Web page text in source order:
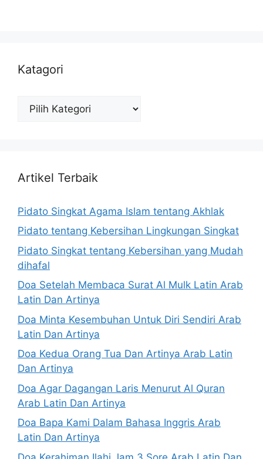
Katagori
Katagori
Artikel Terbaik
Pidato Singkat Agama Islam tentang Akhlak
Pidato tentang Kebersihan Lingkungan Singkat
Pidato Singkat tentang Kebersihan yang Mudah
dihafal
Doa Setelah Membaca Surat Al Mulk Latin Arab
Latin Dan Artinya
Doa Minta Kesembuhan Untuk Diri Sendiri Arab
Latin Dan Artinya
Doa Kedua Orang Tua Dan Artinya Arab Latin
Dan Artinya
Doa Agar Dagangan Laris Menurut Al Quran
Arab Latin Dan Artinya
Doa Bapa Kami Dalam Bahasa Inggris Arab
Latin Dan Artinya